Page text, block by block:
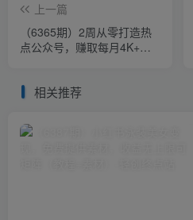
上一篇
（6365期）2周从零打造热
点公众号，赚取每月4K+流
相关推荐